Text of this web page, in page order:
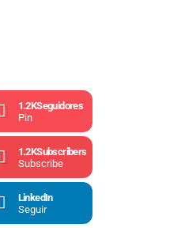
1.2KSeguidores
Pin
1.2KSubscribers
Subscribe
LinkedIn
Seguir